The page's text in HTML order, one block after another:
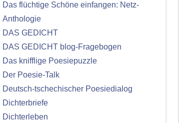
Das flüchtige Schöne einfangen: Netz-
Anthologie
DAS GEDICHT
DAS GEDICHT blog-Fragebogen
Das knifflige Poesiepuzzle
Der Poesie-Talk
Deutsch-tschechischer Poesiedialog
Dichterbriefe
Dichterleben